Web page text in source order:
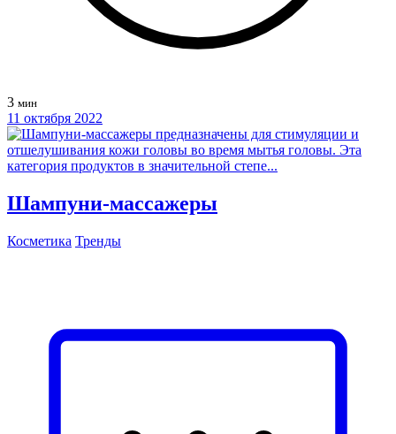
3 мин
11 октября 2022
Шампуни-массажеры
Косметика Тренды